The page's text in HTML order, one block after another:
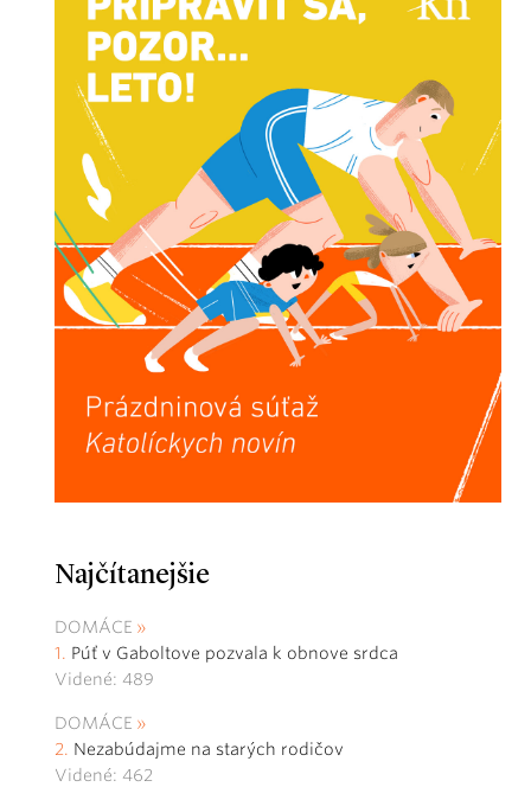
Najčítanejšie
DOMÁCE
Púť v Gaboltove pozvala k obnove srdca
Videné: 489
DOMÁCE
Nezabúdajme na starých rodičov
Videné: 462